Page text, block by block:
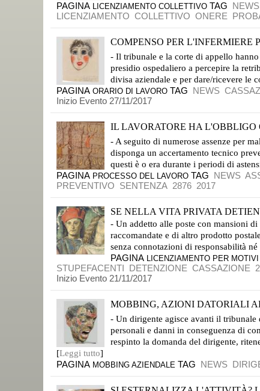
PAGINA LICENZIAMENTO COLLETTIVO TAG NEWS
LICENZIAMENTO COLLETTIVO ONERE
COMPENSO PER L'INFERMIERE
- Il tribunale e la corte di appello
presidio ospedaliero a percepire la
divisa aziendale e per dare/ricevere le
PAGINA ORARIO DI LAVORO TAG NEWS
Inizio Evento 27/11/2017
IL LAVORATORE HA L'OBBLIGO
- A seguito di numerose assenze per
disponga un accertamento tecnico
questi è o era durante i periodi di
PAGINA PROCESSO DEL LAVORO TAG NEWS
PREVENTIVO SENTENZA 2876 2017
SE NELLA VITA PRIVATA
- Un addetto alle poste con mansioni
raccomandate e di altro prodotto
senza connotazioni di responsabilità
PAGINA LICENZIAMENTO PER
STUPEFACENTI DETENZIONE CASSAZIONE
Inizio Evento 21/11/2017
MOBBING, AZIONI DATORIALI
- Un dirigente agisce avanti il
personali e danni in conseguenza di
respinto la domanda del dirigente,
[Leggi tutto]
PAGINA MOBBING AZIENDALE TAG NEWS